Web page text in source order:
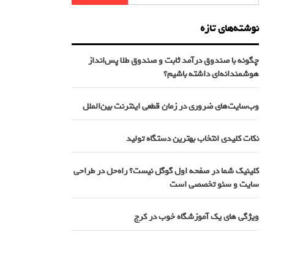
نوشته‌های تازه
چگونه با صندوق درآمد ثابت و صندوق طلا پس‌انداز
هوشمندانه‌ای داشته باشیم؟
وب‌سایت‌های ضروری در زمان قطعی اینترنت بین‌الملل
نکات کلیدی انتخاب بهترین دستگاه تولید
کلینیک شما در صفحه اول گوگل نیست؟ راه‌حل در طراحی
سایت و سئو تخصصی است
ویژگی های یک آموزشگاه خوب در کرج